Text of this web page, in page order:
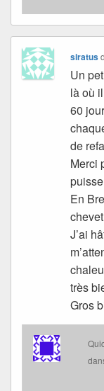
siratus
Un
là où
60
de
Merci
En
J’ai
très
Gros